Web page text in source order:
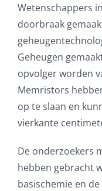
AVG
Office365
Microsoft software
SLA overeenkomsten
Remote Help
Wetenschappers
doorbraak
Geheugen
opvolger worden
Memristors
op te slaan en
vierkante
De onderzoekers
hebben gebracht
basischemie en